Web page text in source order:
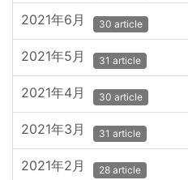
2021年6月 30 article
2021年5月 31 article
2021年4月 30 article
2021年3月 31 article
2021年2月 28 article